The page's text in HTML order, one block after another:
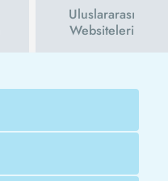
Uluslararası
Websiteleri